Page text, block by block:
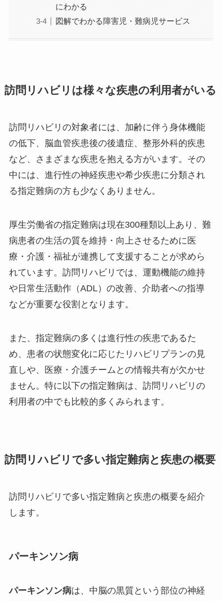
にわかる
図解でわかる障害児・難病児サービス
訪問リハビリは様々な疾患の利用者がいる
訪問リハビリの対象者には、加齢に伴う身体機能
の低下、脳血管疾患後の後遺症、整形外科的疾患
など、さまざまな疾患を抱える方がいます。その
中には、進行性の神経疾患や希少疾患に分類され
る指定難病の方も少なくありません。
厚生労働省の指定難病は現在300種類以上あり、難
病患者の生活の質を維持・向上させるために医
療・介護・福祉が連携して支援することが求めら
れています。訪問リハビリでは、運動機能の維持
や日常生活動作（ADL）の改善、介助者への指導
などが重要な役割となります。
また、指定難病の多くは進行性の疾患であるた
め、患者の状態変化に応じたリハビリプランの見
直しや、医療・介護チームとの情報共有が欠かせ
ません。特に以下の指定難病は、訪問リハビリの
利用者の中でも比較的多くみられます。
訪問リハビリで多い指定難病と疾患の概要
訪問リハビリで多い指定難病と疾患の概要を紹介
します。
パーキンソン病
パーキンソン病は、中脳の黒質という部位の神経